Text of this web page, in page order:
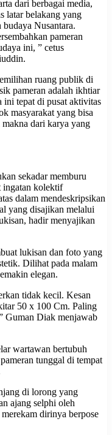
dari berbagai media,
latar belakang yang
Nusantara.
pameran
ini, ” cetus
ruang publik di
pameran adalah ikhtiar
ini tepat di pusat aktivitas
masyarakat yang bisa
dari karya yang
sekadar memburu
ingatan kolektif
dalam mendeskripsikan
yang disajikan melalui
hadir menyajikan
lukisan dan foto yang
Dilihat pada malam
elegan.
tidak kecil. Kesan
50 x 100 Cm. Paling
Guman Diak menjawab
wartawan bertubuh
tunggal di tempat
di lorong yang
ajang selphi oleh
dirinya berpose